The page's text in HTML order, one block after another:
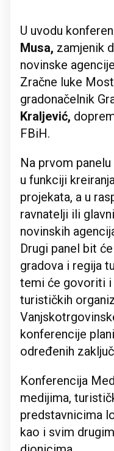
U uvodu
Musa, zamjenik
novinske
Zračne luke
gradonačelnik
Kraljević,
FBiH.
Na prvom
u funkciji
projekata, a u
ravnatelji ili
novinskih
Drugi panel bit
gradova i regija
temi će govoriti i
turističkih
konferencije
određenih
Konferencija
medijima,
predstavnicima
kao i svim